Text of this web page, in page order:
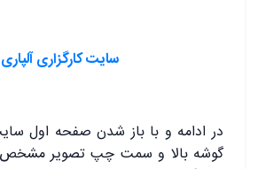
سایت کارگزاری آلپاری
در ادامه و با باز شدن صفحه اول
گوشه بالا و سمت چپ تصویر مشخص